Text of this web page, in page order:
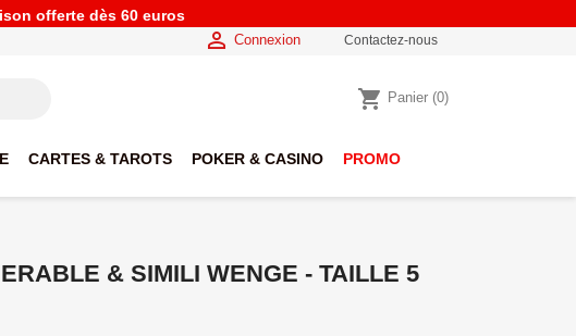
offerte dès 60 euros
 Connexion Contactez-nous
shopping_cart Panier (0)
CARTES & TAROTS POKER & CASINO PROMO
& SIMILI WENGE - TAILLE 5